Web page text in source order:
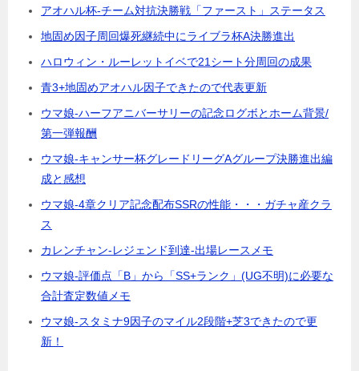
アオハル杯-チーム対抗決勝戦「ファースト」ステータス
地固め因子周回爆死継続中にライブラ杯A決勝進出
ハロウィン・ルーレットイベで21シート分周回の成果
青3+地固めアオハル因子できたので代表更新
ウマ娘-ハーフアニバーサリーの記念ログボとホーム背景/
第一弾報酬
ウマ娘-キャンサー杯グレードリーグAグループ決勝進出編
成と感想
ウマ娘-4章クリア記念配布SSRの性能・・・ガチャ産クラ
ス
カレンチャン-レジェンド到達-出場レースメモ
ウマ娘-評価点「B」から「SS+ランク」(UG不明)に必要な
合計査定数値メモ
ウマ娘-スタミナ9因子のマイル2段階+芝3できたので更
新！